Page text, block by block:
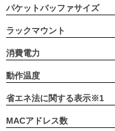
パケットバッファサイズ
ラックマウント
消費電力
動作温度
省エネ法に関する表示※1
MACアドレス数